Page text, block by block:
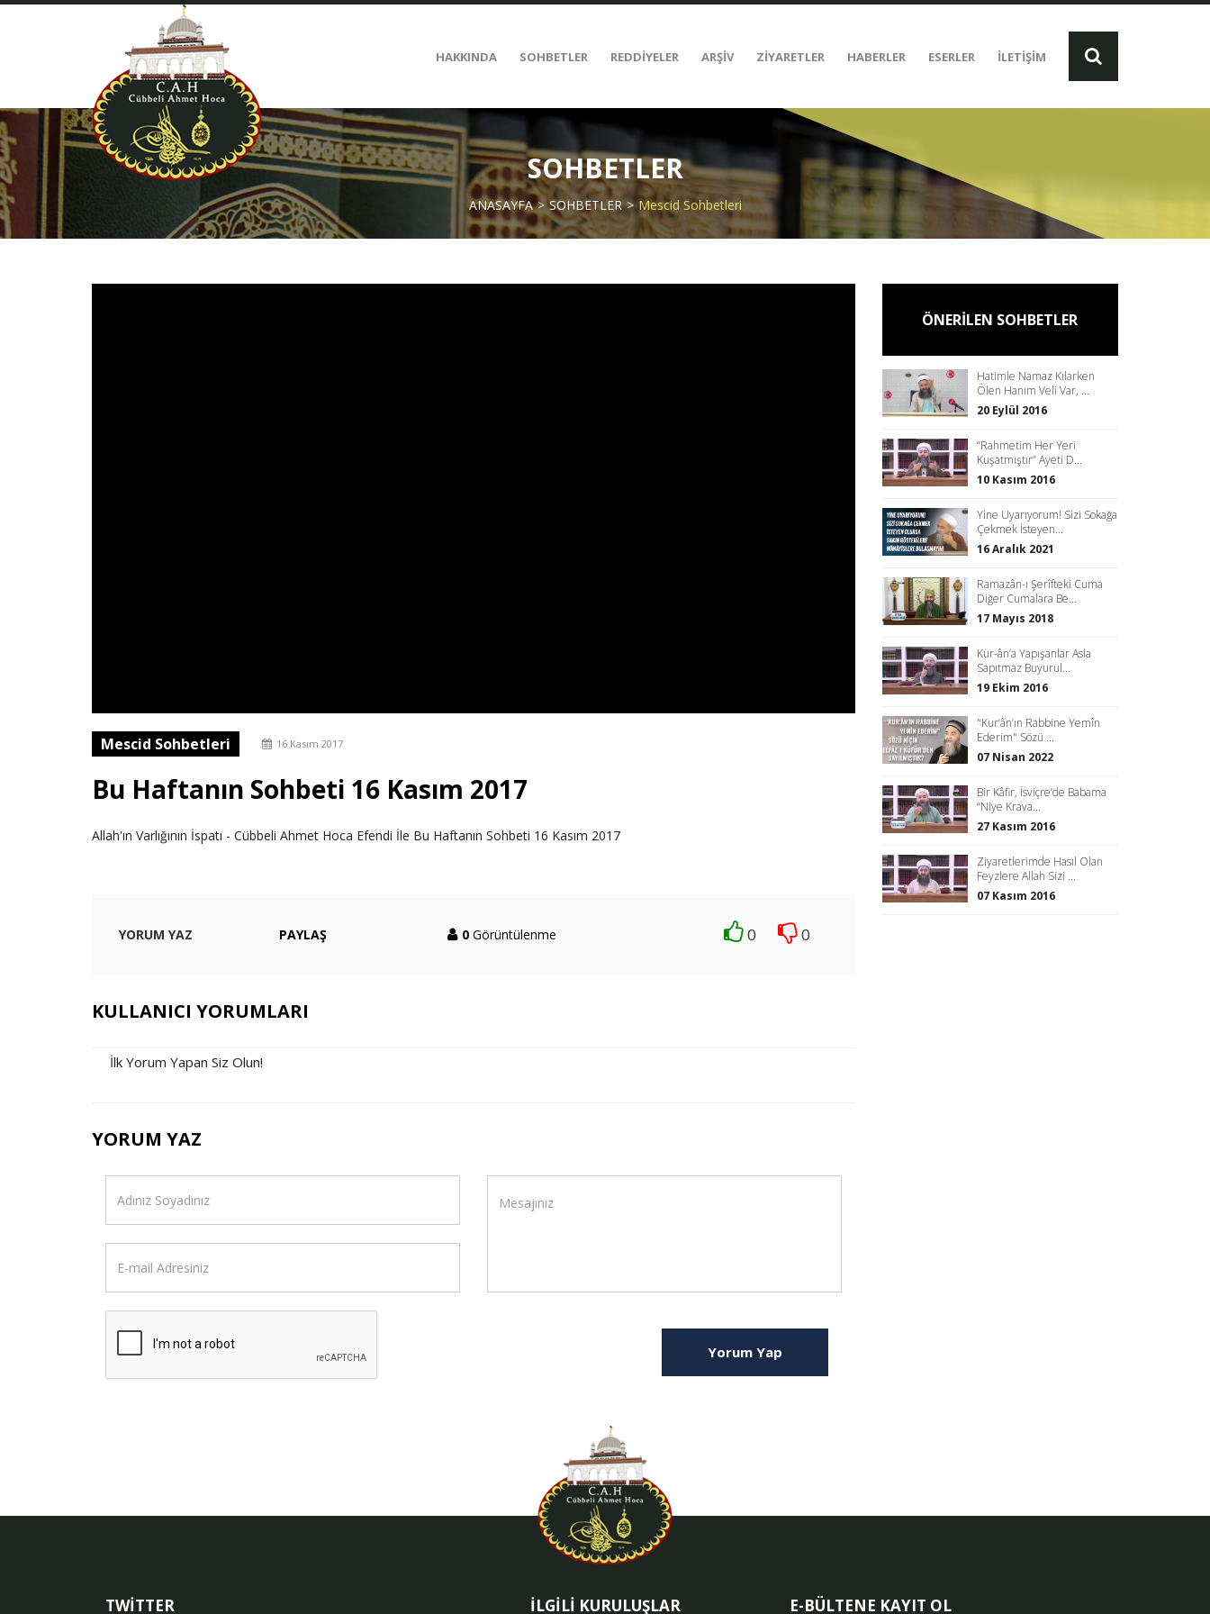
HAKKINDA SOHBETLER REDDİYELER ARŞİV ZİYARETLER HABERLER ESERLER İLETİŞİM
SOHBETLER
ANASAYFA SOHBETLER Mescid Sohbetleri
Mescid Sohbetleri 16 Kasım 2017
Bu Haftanın Sohbeti 16 Kasım 2017
Allah'ın Varlığının İspatı - Cübbeli Ahmet Hoca Efendi İle Bu Haftanın Sohbeti 16 Kasım 2017
YORUM YAZ PAYLAŞ 0 Görüntülenme 0 0
KULLANICI YORUMLARI
İlk Yorum Yapan Siz Olun!
YORUM YAZ
Yorum Yap
ÖNERİLEN SOHBETLER
Hatimle Namaz Kılarken
Ölen Hanım Veli Var, ...
20 Eylül 2016
“Rahmetim Her Yeri
Kuşatmıştır” Ayeti D...
10 Kasım 2016
Yine Uyarıyorum! Sizi Sokağa
Çekmek İsteyen...
16 Aralık 2021
Ramazân-ı Şerîfteki Cuma
Diğer Cumalara Be...
17 Mayıs 2018
Kur-ân’a Yapışanlar Asla
Sapıtmaz Buyurul...
19 Ekim 2016
"Kur’ân’ın Rabbine Yemîn
Ederim" Sözü ...
07 Nisan 2022
Bir Kâfir, İsviçre’de Babama
“Niye Krava...
27 Kasım 2016
Ziyaretlerimde Hasıl Olan
Feyzlere Allah Sizi ...
07 Kasım 2016
TWİTTER İLGİLİ KURULUŞLAR E-BÜLTENE KAYIT OL